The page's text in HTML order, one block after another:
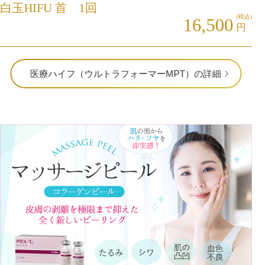
白玉HIFU 首 1回
16,500 (税込)
円
医療ハイフ（ウルトラフォーマーMPT）の詳細